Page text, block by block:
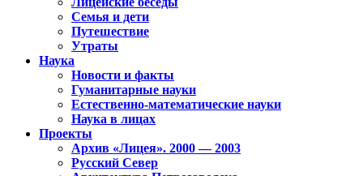
Семья и дети
Путешествие
Утраты
Наука
Новости и факты
Гуманитарные науки
Естественно-математические науки
Наука в лицах
Проекты
Архив «Лицея». 2000 — 2003
Русский Север